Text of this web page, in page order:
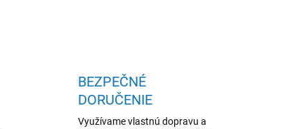
BEZPEČNÉ
DORUČENIE
Využívame vlastnú dopravu a